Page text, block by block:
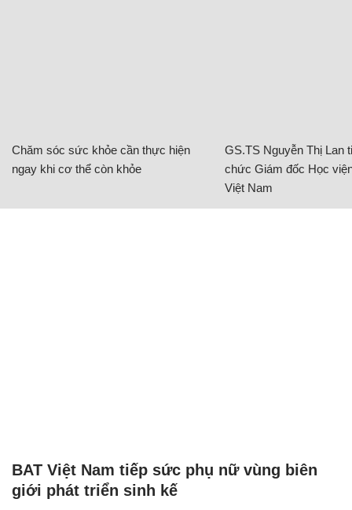
Chăm sóc sức khỏe cần thực hiện
ngay khi cơ thể còn khỏe
GS.TS Nguyễn Thị Lan
chức Giám đốc Học
Việt Nam
BAT Việt Nam tiếp sức phụ nữ vùng biên
giới phát triển sinh kế